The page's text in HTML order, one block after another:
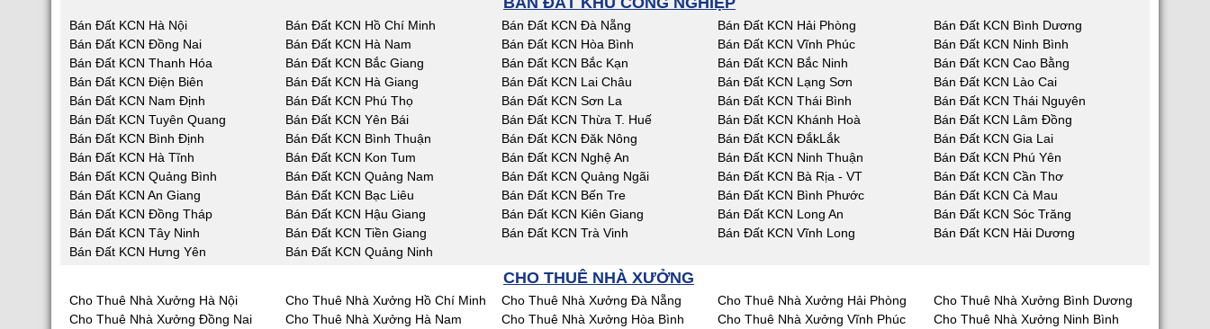
Bán Đất KCN Hà Nội Bán Đất KCN Hồ Chí Minh Bán Đất KCN Đà Nẵng Bán Đất KCN Hải Phòng
Bán Đất KCN Bình Dương
Bán Đất KCN Đồng Nai
Bán Đất KCN Hà Nam Bán Đất KCN Hòa Bình Bán Đất KCN Vĩnh Phúc
Bán Đất KCN Ninh Bình
Bán Đất KCN Thanh Hóa
Bán Đất KCN Bắc Giang Bán Đất KCN Bắc Kạn Bán Đất KCN Bắc Ninh
Bán Đất KCN Cao Bằng
Bán Đất KCN Điện Biên
Bán Đất KCN Hà Giang Bán Đất KCN Lai Châu Bán Đất KCN Lạng Sơn
Bán Đất KCN Lào Cai
Bán Đất KCN Nam Định
Bán Đất KCN Phú Thọ Bán Đất KCN Sơn La Bán Đất KCN Thái Bình
Bán Đất KCN Thái Nguyên
Bán Đất KCN Tuyên Quang
Bán Đất KCN Yên Bái Bán Đất KCN Thừa T. Huế Bán Đất KCN Khánh Hoà
Bán Đất KCN Lâm Đồng
Bán Đất KCN Bình Định
Bán Đất KCN Bình Thuận Bán Đất KCN Đăk Nông Bán Đất KCN ĐắkLắk
Bán Đất KCN Gia Lai
Bán Đất KCN Hà Tĩnh
Bán Đất KCN Kon Tum Bán Đất KCN Nghệ An Bán Đất KCN Ninh Thuận
Bán Đất KCN Phú Yên
Bán Đất KCN Quảng Bình
Bán Đất KCN Quảng Nam Bán Đất KCN Quảng Ngãi Bán Đất KCN Bà Rịa - VT
Bán Đất KCN Cần Thơ
Bán Đất KCN An Giang
Bán Đất KCN Bạc Liêu Bán Đất KCN Bến Tre Bán Đất KCN Bình Phước
Bán Đất KCN Cà Mau
Bán Đất KCN Đồng Tháp
Bán Đất KCN Hậu Giang Bán Đất KCN Kiên Giang Bán Đất KCN Long An
Bán Đất KCN Sóc Trăng
Bán Đất KCN Tây Ninh
Bán Đất KCN Tiền Giang Bán Đất KCN Trà Vinh Bán Đất KCN Vĩnh Long
Bán Đất KCN Hải Dương
Bán Đất KCN Hưng Yên
Bán Đất KCN Quảng Ninh
CHO THUÊ NHÀ XƯỞNG
Cho Thuê Nhà Xưởng Hà Nội Cho Thuê Nhà Xưởng Hồ Chí Minh Cho Thuê Nhà Xưởng Đà Nẵng Cho Thuê Nhà Xưởng Hải Phòng
Cho Thuê Nhà Xưởng Bình Dương
Cho Thuê Nhà Xưởng Đồng Nai
Cho Thuê Nhà Xưởng Hà Nam Cho Thuê Nhà Xưởng Hòa Bình Cho Thuê Nhà Xưởng Vĩnh Phúc
Cho Thuê Nhà Xưởng Ninh Bình